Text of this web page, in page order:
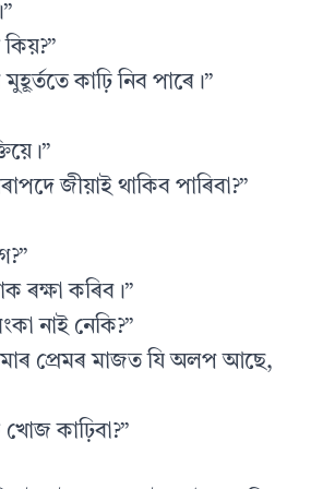
কিয়?”
কাঢ়ি নিব পাৰে।”
জীয়াই থাকিব পাৰিবা?”
ৰক্ষা কৰিব।”
নাই নেকি?”
প্ৰেমৰ মাজত যি অলপ আছে,
কাঢ়িবা?”